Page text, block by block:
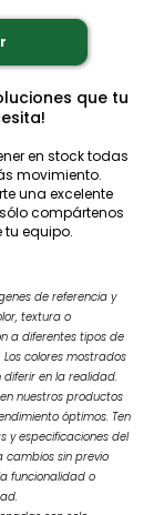
que tu
en stock todas
movimiento.
una excelente
compártenos
equipo.
de referencia y
textura o
a diferentes tipos de
colores mostrados
en la realidad.
nuestros productos
óptimos. Ten
y especificaciones del
sin previo
funcionalidad o